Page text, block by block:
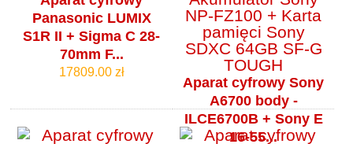
Panasonic LUMIX
S1R II + Sigma C 28-
70mm F...
17809.00 zł
Aparat cyfrowy Sony
A6700 body -
ILCE6700B + Sony E
16-55...